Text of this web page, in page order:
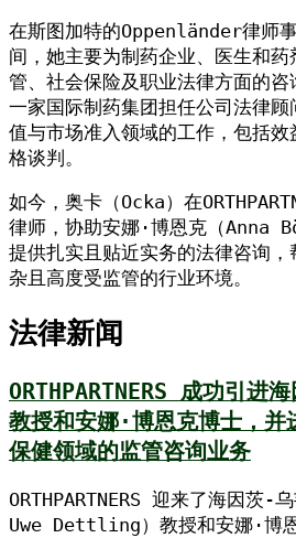
在斯图加特的Oppenländer律师
间，她主要为制药企业、医生和药
管、社会保险及职业法律方面的咨
一家国际制药集团担任公司法律顾
值与市场准入领域的工作，包括效
格谈判。
如今，奥卡（Ocka）在
律师，协助安娜·博恩克（Anna
提供扎实且贴近实务的法律咨询，
杂且高度受监管的行业环境。
法律新闻
ORTHPARTNERS 成功引进
教授和安娜·博恩克博士，并
保健领域的监管咨询业务
ORTHPARTNERS 迎来了海因茨-
Uwe Dettling）教授和安娜·博